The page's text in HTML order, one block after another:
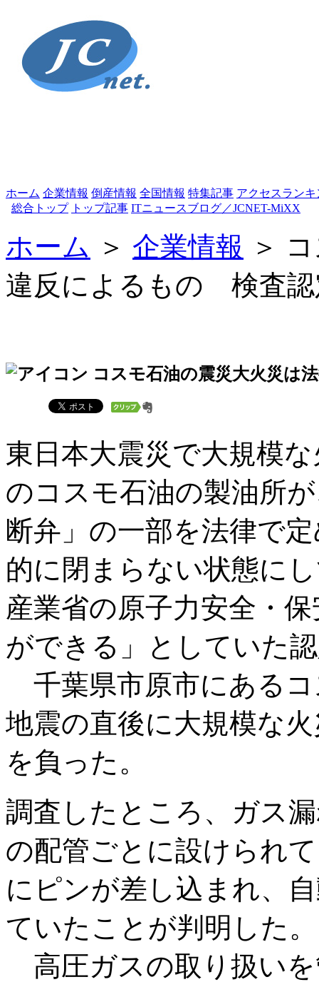
ホーム 企業情報 倒産情報 全国情報 特集記事 アクセスランキ
総合トップ トップ記事 ITニュースブログ／JCNET-MiXX
ホーム ＞ 企業情報 ＞
違反によるもの 検査認
コスモ石油の震災大火災は
東日本大震災で大規模
のコスモ石油の製油所
断弁」の一部を法律で
的に閉まらない状態に
産業省の原子力安全・
ができる」としていた
千葉県市原市にある
地震の直後に大規模な
を負った。
調査したところ、ガス
の配管ごとに設けられ
にピンが差し込まれ、
ていたことが判明した。
高圧ガスの取り扱い